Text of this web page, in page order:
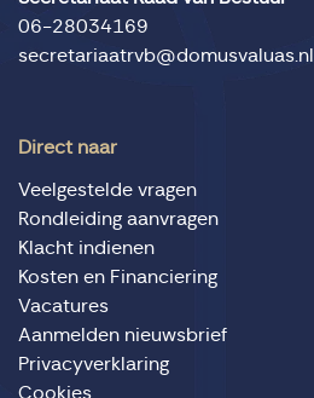
06-28034169
secretariaatrvb@domusvaluas.nl
Direct naar
Veelgestelde vragen
Rondleiding aanvragen
Klacht indienen
Kosten en Financiering
Vacatures
Aanmelden nieuwsbrief
Privacyverklaring
Cookies